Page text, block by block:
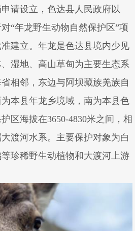
请设立，色达县人民政府以
“年龙野生动物自然保护区”项
建立。年龙是色达县境内少见
湿地、高山草甸为主要生态系
相邻，东边与阿坝藏族羌族自
本县年龙乡境域，南为本县色
区海拔在3650-4830米之间，相
渡河水系。主要保护对象为白
珍稀野生动植物和大渡河上游